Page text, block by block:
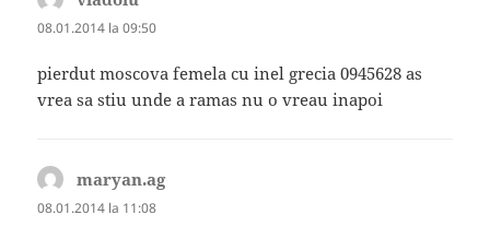
08.01.2014 la 09:50
pierdut moscova femela cu inel grecia 0945628 as
vrea sa stiu unde a ramas nu o vreau inapoi
maryan.agspune:
08.01.2014 la 11:08